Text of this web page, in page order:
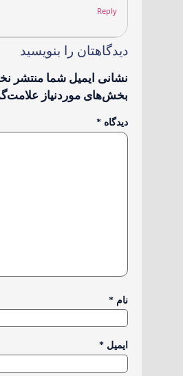
Reply
دیدگاهتان را بنویسید
نشانی ایمیل شما منتشر
بخش‌های موردنیاز
دیدگاه *
نام *
ایمیل *